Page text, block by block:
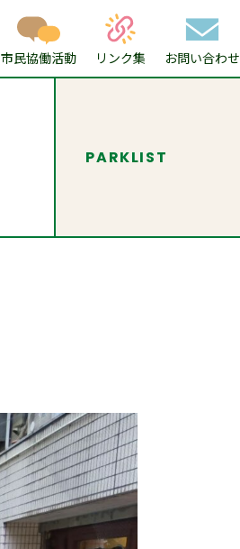
市民協働活動 リンク集 お問い合わせ
PARKLIST